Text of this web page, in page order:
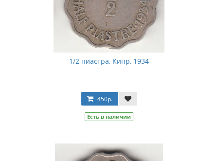
1/2 пиастра, Кипр, 1934
450р.
Есть в наличии